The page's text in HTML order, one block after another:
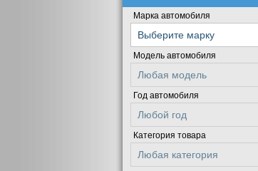
Марка автомобиля
Модель автомобиля
Год автомобиля
Категория товара